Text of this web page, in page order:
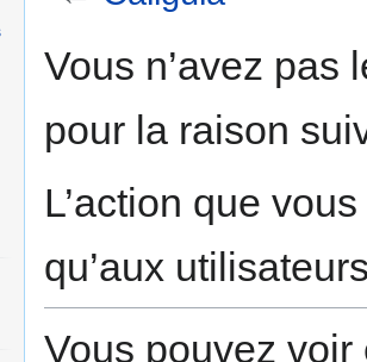
à
navigation
à
recherche
Vous n’avez pas
pour la raison
L’action que
qu’aux
Vous pouvez